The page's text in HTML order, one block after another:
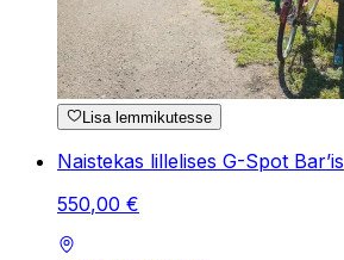
Lisa lemmikutesse
Naistekas lillelises G-Spot Bar’is
550,00 €